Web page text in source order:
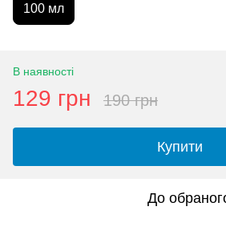
100 мл
В наявності
129 грн 190 грн
Купити
До